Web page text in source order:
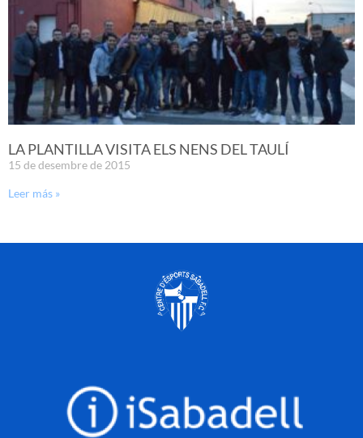
LA PLANTILLA VISITA ELS NENS DEL TAULÍ
15 de desembre de 2015
Leer más »